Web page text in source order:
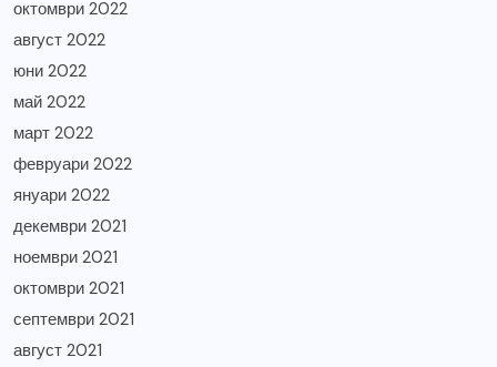
октомври 2022
август 2022
юни 2022
май 2022
март 2022
февруари 2022
януари 2022
декември 2021
ноември 2021
октомври 2021
септември 2021
август 2021